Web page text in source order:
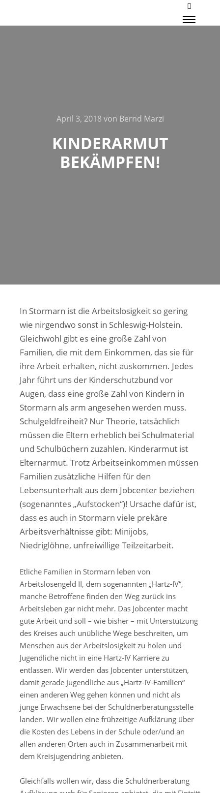
Mehr
April 3, 2018von Bernd Marzi
KINDERARMUT
BEKÄMPFEN!
In Stormarn ist die Arbeitslosigkeit so gering
wie nirgendwo sonst in Schleswig-Holstein.
Gleichwohl gibt es eine große Zahl von
Familien, die mit dem Einkommen, das sie für
ihre Arbeit erhalten, nicht auskommen. Jedes
Jahr führt uns der Kinderschutzbund vor
Augen, dass eine große Zahl von Kindern in
Stormarn als arm angesehen werden muss.
Schulgeldfreiheit? Nur Theorie, tatsächlich
müssen die Eltern erheblich bei Schulmaterial
und Schulbüchern zuzahlen. Kinderarmut ist
Elternarmut. Trotz Arbeitseinkommen müssen
Familien zusätzliche Hilfen für den
Lebensunterhalt aus dem Jobcenter beziehen
(sogenanntes „Aufstocken“)! Ursache dafür ist,
dass es auch in Stormarn viele prekäre
Arbeitsverhältnisse gibt: Minijobs,
Niedriglöhne, unfreiwillige Teilzeitarbeit.
Etliche Familien in Stormarn leben von
Arbeitslosengeld II, dem sogenannten „Hartz-IV“,
manche Betroffene finden den Weg zurück ins
Arbeitsleben gar nicht mehr. Das Jobcenter macht
gute Arbeit und soll – wie bisher – mit Unterstützung
des Kreises auch unübliche Wege beschreiten, um
Menschen aus der Arbeitslosigkeit zu holen und
Jugendliche nicht in eine Hartz-IV Karriere zu
entlassen. Wir werden das Jobcenter unterstützen,
damit gerade Jugendliche aus „Hartz-IV-Familien“
einen anderen Weg gehen können und nicht als
junge Erwachsene bei der Schuldnerberatungsstelle
landen. Wir wollen eine frühzeitige Aufklärung über
die Kosten des Lebens in der Schule oder/und an
allen anderen Orten auch in Zusammenarbeit mit
dem Kreisjugendring anbieten.
Gleichfalls wollen wir, dass die Schuldnerberatung